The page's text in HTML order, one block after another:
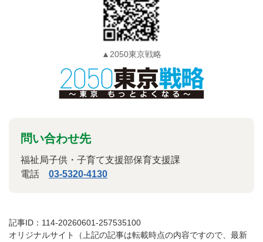
▲2050東京戦略
問い合わせ先
福祉局子供・子育て支援部保育支援課
電話 03-5320-4130
記事ID：114-20260601-257535100
オリジナルサイト（上記の記事は転載時点の内容ですので、最新